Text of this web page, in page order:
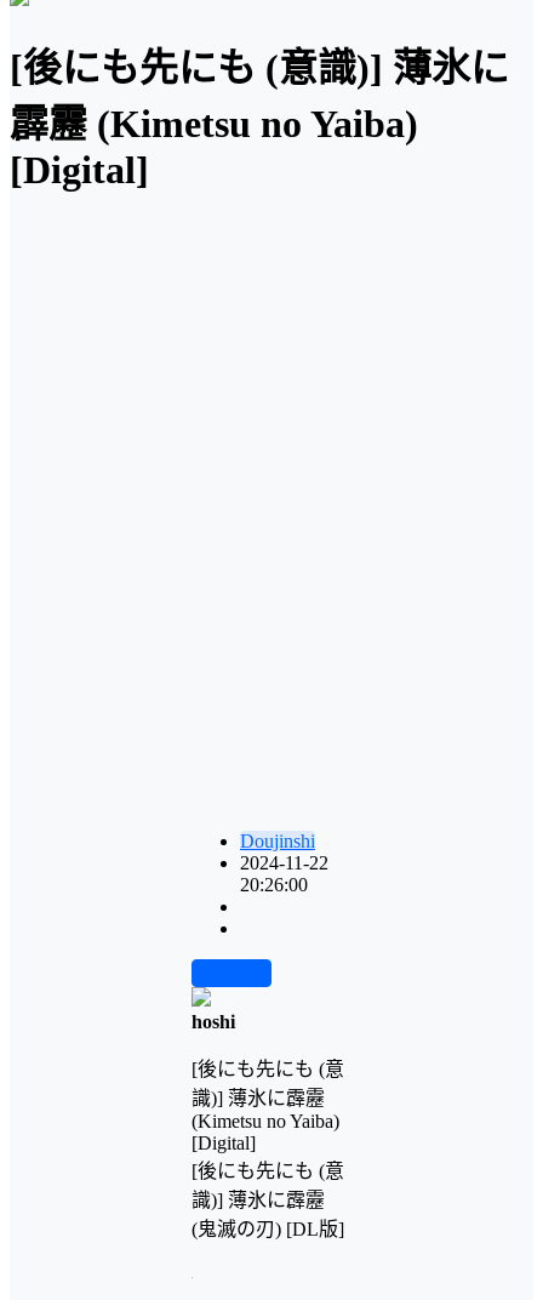
[後にも先にも (意識)] 薄氷に
霹靂 (Kimetsu no Yaiba)
[Digital]
Doujinshi
2024-11-22
20:26:00
hoshi
[後にも先にも (意
識)] 薄氷に霹靂
(Kimetsu no Yaiba)
[Digital]
[後にも先にも (意
識)] 薄氷に霹靂
(鬼滅の刃) [DL版]